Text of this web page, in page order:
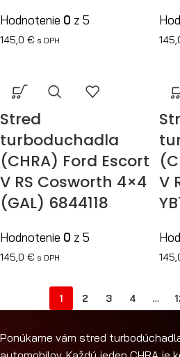
Hodnotenie 0 z 5
145,0 € s DPH
Stred
turboduchadla
(CHRA) Ford Escort
V RS Cosworth 4×4
(GAL) 6844118
Hodnotenie 0 z 5
145,0 € s DPH
V
1 2 3 4 …
Ponúkame vám stred